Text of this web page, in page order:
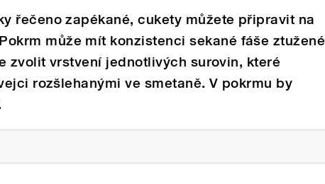
řečeno zapékané, cukety můžete připravit na
může mít konzistenci sekané fáše ztužené
zvolit vrstvení jednotlivých surovin, které
rozšlehanými ve smetaně. V pokrmu by